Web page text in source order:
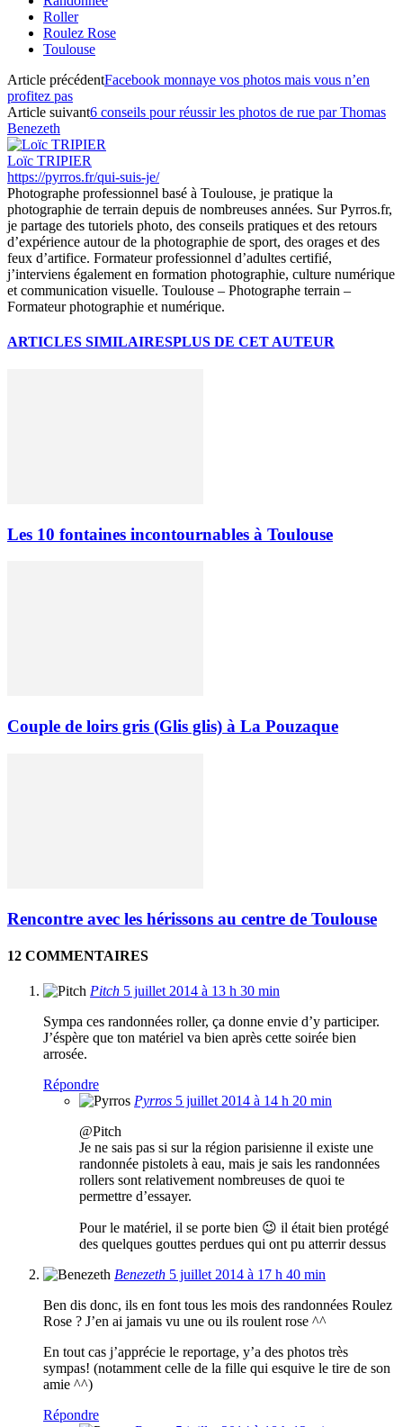
Roller
Roulez Rose
Toulouse
Article précédentFacebook monnaye vos photos mais vous n’en
profitez pas
Article suivant6 conseils pour réussir les photos de rue par Thomas
Benezeth
Loïc TRIPIER
https://pyrros.fr/qui-suis-je/
Photographe professionnel basé à Toulouse, je pratique la
photographie de terrain depuis de nombreuses années. Sur Pyrros.fr,
je partage des tutoriels photo, des conseils pratiques et des retours
d’expérience autour de la photographie de sport, des orages et des
feux d’artifice. Formateur professionnel d’adultes certifié,
j’interviens également en formation photographie, culture numérique
et communication visuelle. Toulouse – Photographe terrain –
Formateur photographie et numérique.
ARTICLES SIMILAIRESPLUS DE CET AUTEUR
Les 10 fontaines incontournables à Toulouse
Couple de loirs gris (Glis glis) à La Pouzaque
Rencontre avec les hérissons au centre de Toulouse
12 COMMENTAIRES
Pitch 5 juillet 2014 à 13 h 30 min
Sympa ces randonnées roller, ça donne envie d’y participer.
J’éspère que ton matériel va bien après cette soirée bien
arrosée.
Répondre
Pyrros 5 juillet 2014 à 14 h 20 min
@Pitch
Je ne sais pas si sur la région parisienne il existe une
randonnée pistolets à eau, mais je sais les randonnées
rollers sont relativement nombreuses de quoi te
permettre d’essayer.
Pour le matériel, il se porte bien 😉 il était bien protégé
des quelques gouttes perdues qui ont pu atterrir dessus
Benezeth 5 juillet 2014 à 17 h 40 min
Ben dis donc, ils en font tous les mois des randonnées Roulez
Rose ? J’en ai jamais vu une ou ils roulent rose ^^
En tout cas j’apprécie le reportage, y’a des photos très
sympas! (notamment celle de la fille qui esquive le tire de son
amie ^^)
Répondre